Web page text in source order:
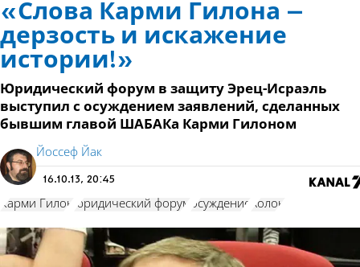
«Слова Карми Гилона –
дерзость и искажение
истории!»
Юридический форум в защиту Эрец-Исраэль
выступил с осуждением заявлений, сделанных
бывшим главой ШАБАКа Карми Гилоном
Йоссеф Йак
16.10.13, 20:45
Карми Гилон юридический форум осуждение Холон